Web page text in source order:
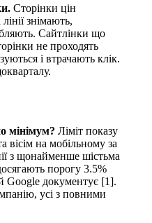
Сторінки цін
знімають,
Сайтлінки що
не проходять
і втрачають клік.
мінімум? Ліміт показу
вісім на мобільному за
з щонайменше шістьма
порогу 3.5%
Google документує [1].
усі з повними